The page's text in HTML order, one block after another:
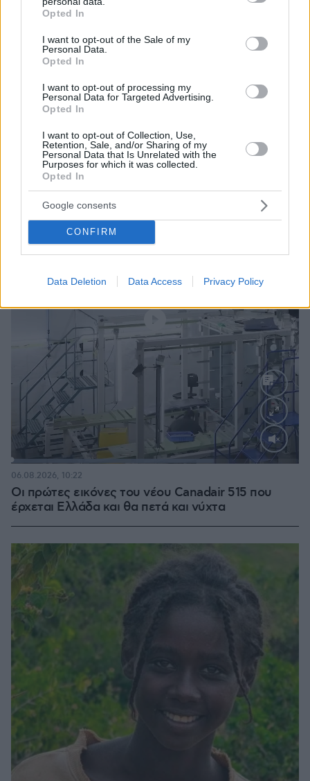
grant or deny consent to Google and its third-party tags to
use your data for below specified purposes in below Google
consent section.
Opted In
I want to opt-out of the Sale of my
Personal Data.
Opted In
I want to opt-out of processing my
Personal Data for Targeted Advertising.
Opted In
I want to opt-out of Collection, Use,
Retention, Sale, and/or Sharing of my
Personal Data that Is Unrelated with the
Purposes for which it was collected.
Opted In
Google consents
CONFIRM
Data Deletion Data Access Privacy Policy
Ελληνική ακτοπλοΐα: 164 πλοία, 20 εκατ. επιβάτες και
χρηματοδοτικό κενό άνω των €5 δισ.
ΔΕΙΤΕ ΟΛΕΣ ΤΙΣ ΕΙΔΗΣΕΙΣ
ΤΑ ΠΙΟ ΔΗΜΟΦΙΛΗ
Loaded
Οι πρώτες εικόνες του νέου Canadair 515 που
έρχεται Ελλάδα και θα πετά και νύχτα
06.08.2026, 10:22